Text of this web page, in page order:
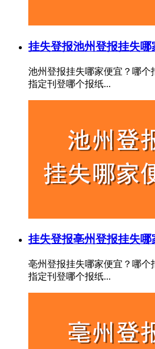
挂失登报池州登报挂失哪
池州登报挂失哪家便宜？哪
指定刊登哪个报纸...
挂失登报亳州登报挂失哪
亳州登报挂失哪家便宜？哪
指定刊登哪个报纸...